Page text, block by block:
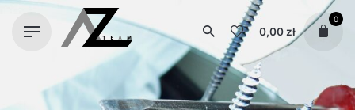
Skip
0,00 zł
0